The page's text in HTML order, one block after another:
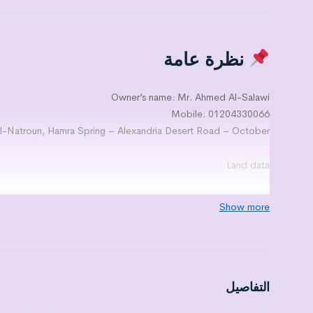
نظرة عامة
Owner’s name: Mr. Ahmed Al-Salawi
Mobile: 01204330066
Natroun, Hamra Spring – Alexandria Desert Road – October –
Land data
Are there buildings: Yes
Cash and land can be divided at the same price
Show more
التفاصيل